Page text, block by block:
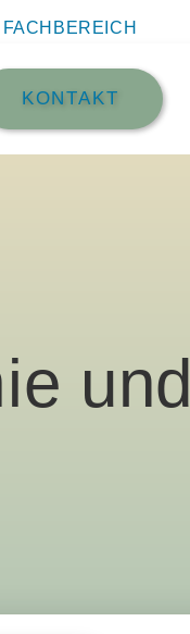
FACHBEREICH
KONTAKT
und